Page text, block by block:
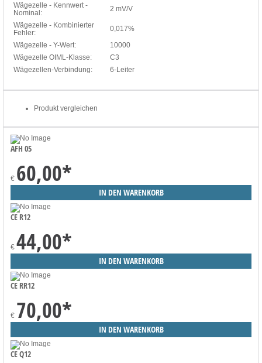
Wägezelle - Kennwert -
Nominal:
2 mV/V
Wägezelle - Kombinierter
Fehler:
0,017%
Wägezelle - Y-Wert:
10000
Wägezelle OIML-Klasse:
C3
Wägezellen-Verbindung:
6-Leiter
Produkt vergleichen
AFH 05
€ 60,00*
CE R12
€ 44,00*
CE RR12
€ 70,00*
CE Q12